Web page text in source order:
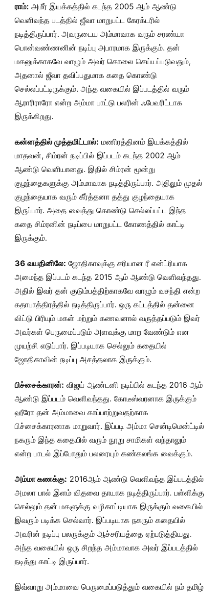
ராம்: அமீர் இயக்கத்தில் கடந்த 2005 ஆம் ஆண்டு
வெளிவந்த படத்தில் ஜீவா மாறுபட்ட கேரக்டரில்
நடித்திருப்பார். அவருடைய அம்மாவாக வரும் சரண்யா
பொன்வண்ணனின் நடிப்பு அபாரமாக இருக்கும். தன்
மகனுக்காகவே வாழும் அவர் கொலை செய்யப்படுவதும்,
அதனால் ஜீவா தவிப்பதுமாக கதை கொண்டு
செல்லப்பட்டிருக்கும். அந்த வகையில் இப்படத்தில் வரும்
ஆராரிராரோ என்ற அம்மா பாட்டு பலரின் ஃபேவரிட்டாக
இருக்கிறது.
கன்னத்தில் முத்தமிட்டால்: மணிரத்தினம் இயக்கத்தில்
மாதவன், சிம்ரன் நடிப்பில் இப்படம் கடந்த 2002 ஆம்
ஆண்டு வெளியானது. இதில் சிம்ரன் மூன்று
குழந்தைகளுக்கு அம்மாவாக நடித்திருப்பார். அதிலும் முதல்
குழந்தையாக வரும் கீர்த்தனா தத்து குழந்தையாக
இருப்பார். அதை வைத்து கொண்டு செல்லப்பட்ட இந்த
கதை சிம்ரனின் நடிப்பை மாறுபட்ட கோணத்தில் காட்டி
இருக்கும்.
36 வயதினிலே: ஜோதிகாவுக்கு சரியான ரீ என்ட்ரியாக
அமைந்த இப்படம் கடந்த 2015 ஆம் ஆண்டு வெளிவந்தது.
அதில் இவர் தன் குடும்பத்திற்காகவே வாழும் வசந்தி என்ற
கதாபாத்திரத்தில் நடித்திருப்பார். ஒரு கட்டத்தில் தன்னை
விட்டு பிரியும் மகள் மற்றும் கணவனால் வருத்தப்படும் இவர்
அவர்கள் பெருமைப்படும் அளவுக்கு மாற வேண்டும் என
முயற்சி எடுப்பார். இப்படியாக செல்லும் கதையில்
ஜோதிகாவின் நடிப்பு அசத்தலாக இருக்கும்.
பிச்சைக்காரன்: விஜய் ஆண்டனி நடிப்பில் கடந்த 2016 ஆம்
ஆண்டு இப்படம் வெளிவந்தது. கோடீஸ்வரனாக இருக்கும்
ஹீரோ தன் அம்மாவை காப்பாற்றுவதற்காக
பிச்சைக்காரனாக மாறுவார். இப்படி அம்மா சென்டிமென்ட்டில்
நகரும் இந்த கதையில் வரும் நூறு சாமிகள் வந்தாலும்
என்ற பாடல் இப்போதும் பலரையும் கண்கலங்க வைக்கும்.
அம்மா கணக்கு: 2016ஆம் ஆண்டு வெளிவந்த இப்படத்தில்
அமலா பால் இளம் விதவை தாயாக நடித்திருப்பார். பள்ளிக்கு
செல்லும் தன் மகளுக்கு வழிகாட்டியாக இருக்கும் வகையில்
இவரும் படிக்க செல்வார். இப்படியாக நகரும் கதையில்
அவரின் நடிப்பு பலருக்கும் ஆச்சரியத்தை ஏற்படுத்தியது.
அந்த வகையில் ஒரு சிறந்த அம்மாவாக அவர் இப்படத்தில்
நடித்து காட்டி இருப்பார்.
இவ்வாறு அம்மாவை பெருமைப்படுத்தும் வகையில் நம் தமிழ்